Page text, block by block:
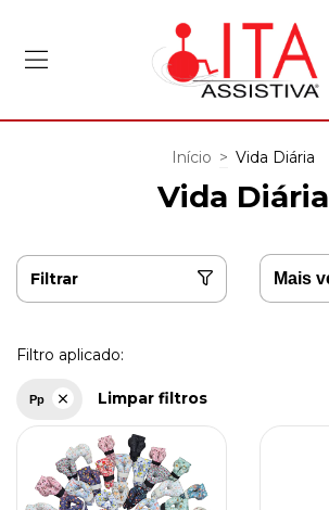
Início > Vida Diária
Vida Diária
Filtrar
Filtro aplicado:
Pp Limpar filtros